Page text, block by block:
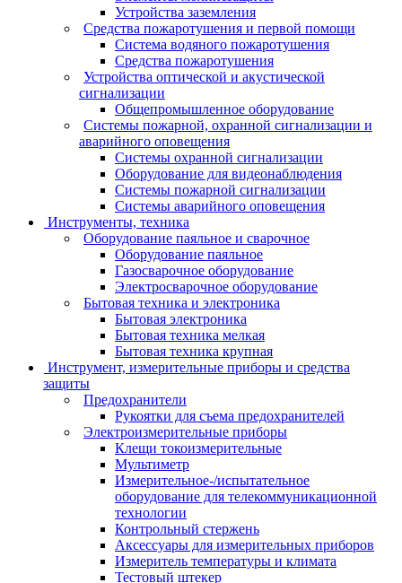
Устройства заземления
Средства пожаротушения и первой помощи
Система водяного пожаротушения
Средства пожаротушения
Устройства оптической и акустической
сигнализации
Общепромышленное оборудование
Системы пожарной, охранной сигнализации и
аварийного оповещения
Системы охранной сигнализации
Оборудование для видеонаблюдения
Системы пожарной сигнализации
Системы аварийного оповещения
Инструменты, техника
Оборудование паяльное и сварочное
Оборудование паяльное
Газосварочное оборудование
Электросварочное оборудование
Бытовая техника и электроника
Бытовая электроника
Бытовая техника мелкая
Бытовая техника крупная
Инструмент, измерительные приборы и средства
защиты
Предохранители
Рукоятки для съема предохранителей
Электроизмерительные приборы
Клещи токоизмерительные
Мультиметр
Измерительное-/испытательное
оборудование для телекоммуникационной
технологии
Контрольный стержень
Аксессуары для измерительных приборов
Измеритель температуры и климата
Тестовый штекер